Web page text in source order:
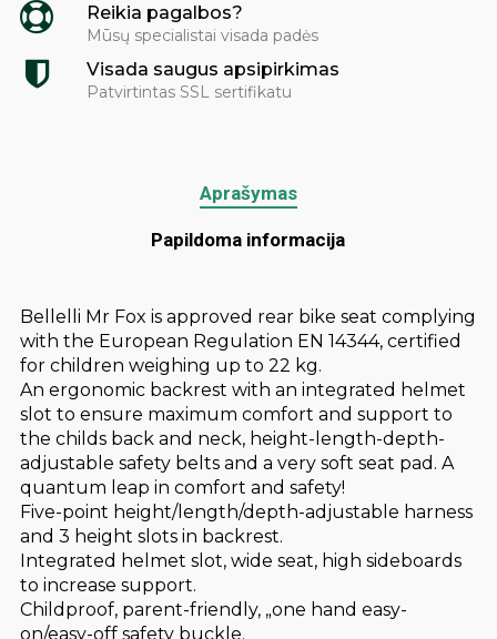
Reikia pagalbos?
Mūsų specialistai visada padės
Visada saugus apsipirkimas
Patvirtintas SSL sertifikatu
Aprašymas
Papildoma informacija
Bellelli Mr Fox is approved rear bike seat complying
with the European Regulation EN 14344, certified
for children weighing up to 22 kg.
An ergonomic backrest with an integrated helmet
slot to ensure maximum comfort and support to
the childs back and neck, height-length-depth-
adjustable safety belts and a very soft seat pad. A
quantum leap in comfort and safety!
Five-point height/length/depth-adjustable harness
and 3 height slots in backrest.
Integrated helmet slot, wide seat, high sideboards
to increase support.
Childproof, parent-friendly, „one hand easy-
on/easy-off safety buckle.